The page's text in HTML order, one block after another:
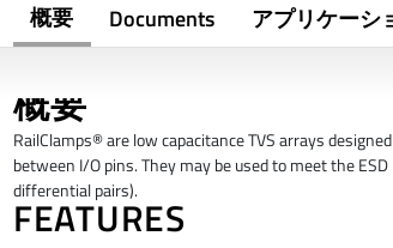
概要 Documents アプリケーシ
概要
RailClamps® are low capacitance TVS arrays
between I/O pins. They may be used to meet the
differential pairs).
FEATURES